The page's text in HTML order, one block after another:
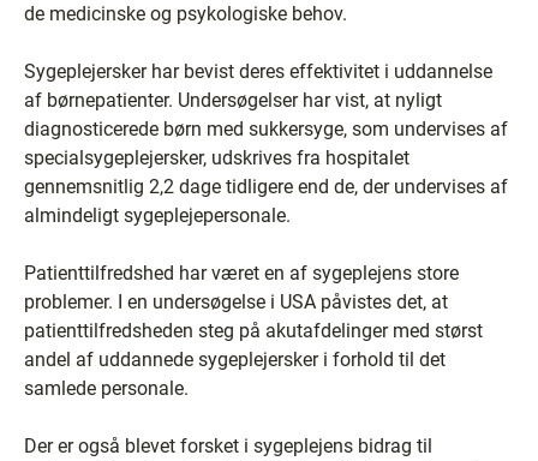
de medicinske og psykologiske behov.
Sygeplejersker har bevist deres effektivitet i uddannelse
af børnepatienter. Undersøgelser har vist, at nyligt
diagnosticerede børn med sukkersyge, som undervises af
specialsygeplejersker, udskrives fra hospitalet
gennemsnitlig 2,2 dage tidligere end de, der undervises af
almindeligt sygeplejepersonale.
Patienttilfredshed har været en af sygeplejens store
problemer. I en undersøgelse i USA påvistes det, at
patienttilfredsheden steg på akutafdelinger med størst
andel af uddannede sygeplejersker i forhold til det
samlede personale.
Der er også blevet forsket i sygeplejens bidrag til